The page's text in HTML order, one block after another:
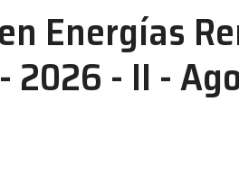
Energías
2026 - II -